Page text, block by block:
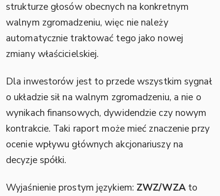
strukturze głosów obecnych na konkretnym
walnym zgromadzeniu, więc nie należy
automatycznie traktować tego jako nowej
zmiany właścicielskiej.
Dla inwestorów jest to przede wszystkim sygnał
o układzie sił na walnym zgromadzeniu, a nie o
wynikach finansowych, dywidendzie czy nowym
kontrakcie. Taki raport może mieć znaczenie przy
ocenie wpływu głównych akcjonariuszy na
decyzje spółki.
Wyjaśnienie prostym językiem: ZWZ/WZAto